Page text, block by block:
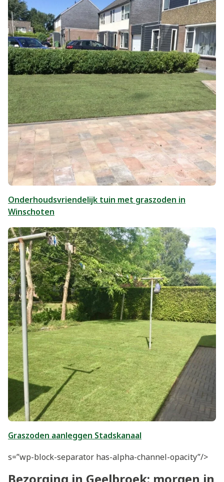
Onderhoudsvriendelijk tuin met graszoden in
Winschoten
Graszoden aanleggen Stadskanaal
s=”wp-block-separator has-alpha-channel-opacity”/>